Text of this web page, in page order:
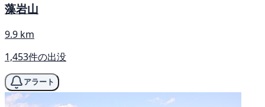
藻岩山
9.9 km
1,453件の出没
アラート